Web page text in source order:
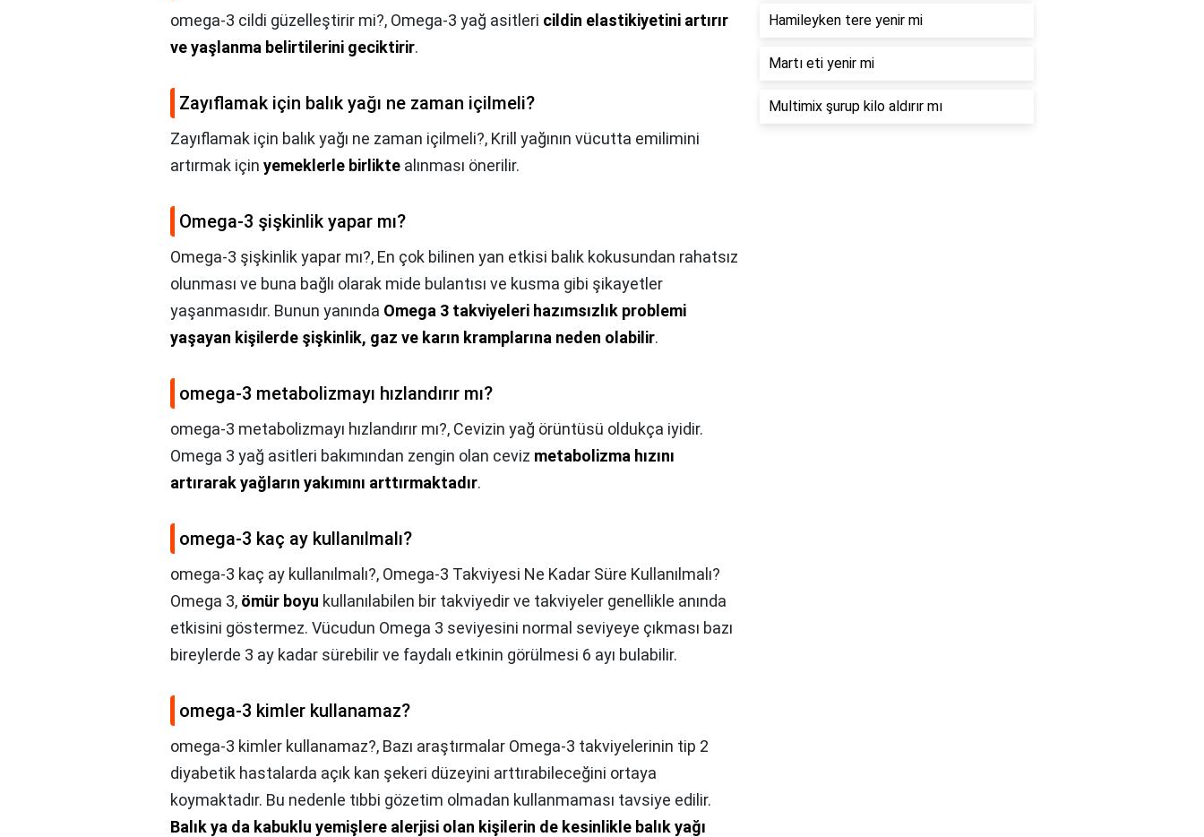
omega-3 cildi güzelleştirir mi?, Omega-3 yağ asitleri cildin elastikiyetini artırır
ve yaşlanma belirtilerini geciktirir.
Zayıflamak için balık yağı ne zaman içilmeli?
Zayıflamak için balık yağı ne zaman içilmeli?, Krill yağının vücutta emilimini
artırmak için yemeklerle birlikte alınması önerilir.
Omega-3 şişkinlik yapar mı?
Omega-3 şişkinlik yapar mı?, En çok bilinen yan etkisi balık kokusundan rahatsız
olunması ve buna bağlı olarak mide bulantısı ve kusma gibi şikayetler
yaşanmasıdır. Bunun yanında Omega 3 takviyeleri hazımsızlık problemi
yaşayan kişilerde şişkinlik, gaz ve karın kramplarına neden olabilir.
omega-3 metabolizmayı hızlandırır mı?
omega-3 metabolizmayı hızlandırır mı?, Cevizin yağ örüntüsü oldukça iyidir.
Omega 3 yağ asitleri bakımından zengin olan ceviz metabolizma hızını
artırarak yağların yakımını arttırmaktadır.
omega-3 kaç ay kullanılmalı?
omega-3 kaç ay kullanılmalı?, Omega-3 Takviyesi Ne Kadar Süre Kullanılmalı?
Omega 3, ömür boyu kullanılabilen bir takviyedir ve takviyeler genellikle anında
etkisini göstermez. Vücudun Omega 3 seviyesini normal seviyeye çıkması bazı
bireylerde 3 ay kadar sürebilir ve faydalı etkinin görülmesi 6 ayı bulabilir.
omega-3 kimler kullanamaz?
omega-3 kimler kullanamaz?, Bazı araştırmalar Omega-3 takviyelerinin tip 2
diyabetik hastalarda açık kan şekeri düzeyini arttırabileceğini ortaya
koymaktadır. Bu nedenle tıbbi gözetim olmadan kullanmaması tavsiye edilir.
Balık ya da kabuklu yemişlere alerjisi olan kişilerin de kesinlikle balık yağı
Hamileyken tere yenir mi
Martı eti yenir mi
Multimix şurup kilo aldırır mı